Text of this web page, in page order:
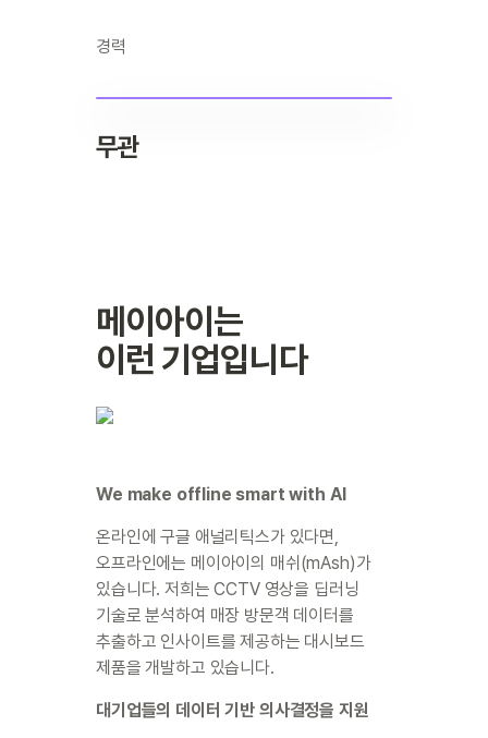
경력
무관
메이아이는
이런 기업입니다
We make offline smart with AI
온라인에 구글 애널리틱스가 있다면,
오프라인에는 메이아이의 매쉬(mAsh)가
있습니다. 저희는 CCTV 영상을 딥러닝
기술로 분석하여 매장 방문객 데이터를
추출하고 인사이트를 제공하는 대시보드
제품을 개발하고 있습니다.
대기업들의 데이터 기반 의사결정을 지원